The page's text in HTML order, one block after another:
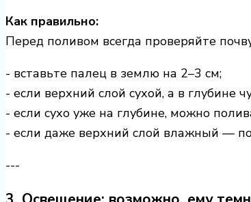
Как правильно:
Перед поливом всегда проверяйте
- вставьте палец в землю на 2–3 см;
- если верхний слой сухой, а в
- если сухо уже на глубине, можно
- если даже верхний слой влажный —
---